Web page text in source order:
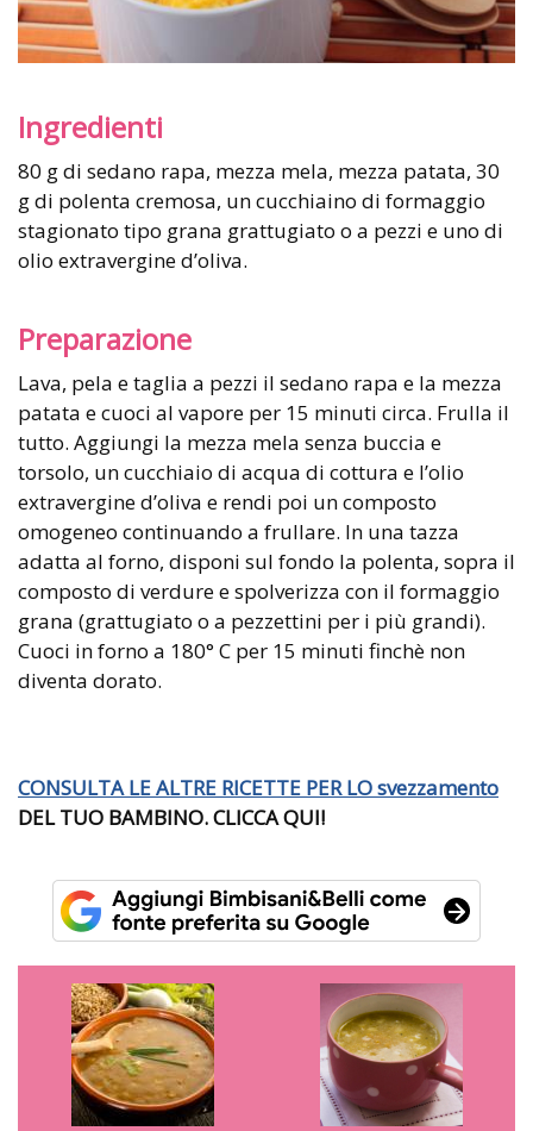
Ingredienti
80 g di sedano rapa, mezza mela, mezza patata, 30
g di polenta cremosa, un cucchiaino di formaggio
stagionato tipo grana grattugiato o a pezzi e uno di
olio extravergine d’oliva.
Preparazione
Lava, pela e taglia a pezzi il sedano rapa e la mezza
patata e cuoci al vapore per 15 minuti circa. Frulla il
tutto. Aggiungi la mezza mela senza buccia e
torsolo, un cucchiaio di acqua di cottura e l’olio
extravergine d’oliva e rendi poi un composto
omogeneo continuando a frullare. In una tazza
adatta al forno, disponi sul fondo la polenta, sopra il
composto di verdure e spolverizza con il formaggio
grana (grattugiato o a pezzettini per i più grandi).
Cuoci in forno a 180° C per 15 minuti finchè non
diventa dorato.
CONSULTA LE ALTRE RICETTE PER LOsvezzamento
DEL TUO BAMBINO. CLICCA QUI!